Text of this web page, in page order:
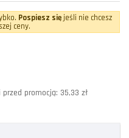
Pospiesz sięjeśli nie chcesz
ceny.
promocją: 35,33 zł